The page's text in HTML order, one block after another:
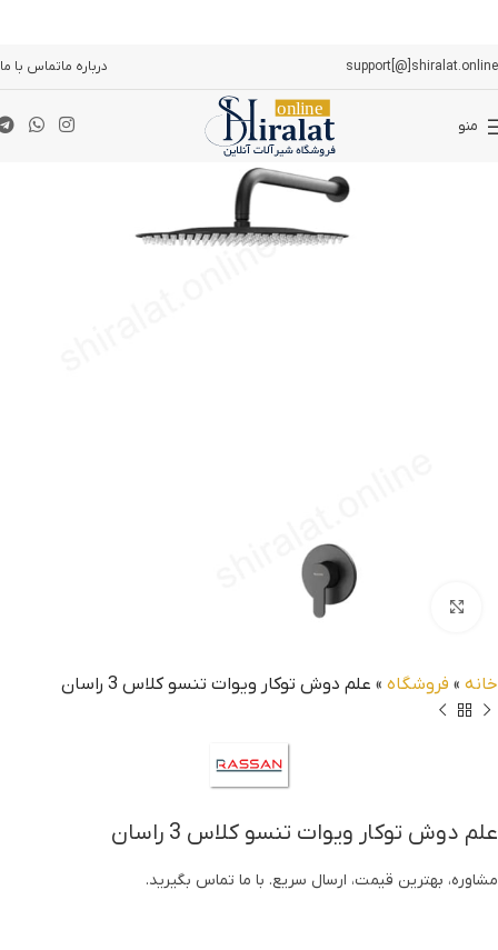
support[@]shiralat.online درباره ماتماس با ما
منو
بزرگنمایی تصویر
خانه » فروشگاه » علم دوش توکار ویوات تنسو کلاس 3 راسان
علم دوش توکار ویوات تنسو کلاس 3 راسان
مشاوره، بهترین قیمت، ارسال سریع. با ما تماس بگیرید.